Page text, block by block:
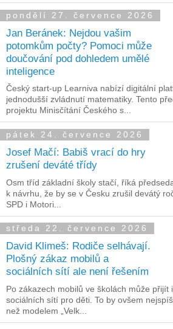
pondělí 27. července 2026
Jan Beránek: Nejdou vašim
potomkům počty? Pomoci může
doučování pod dohledem umělé
inteligence
Český start-up Learniva nabízí digitální
jednodušší zvládnutí matematiky. Tento
projektu Minisčítání Českého s...
pátek 24. července 2026
Josef Mačí: Babiš vrací do hry
zrušení deváté třídy
Osm tříd základní školy stačí, říká
k návrhu, že by se v Česku zrušil devátý
SPD i Motori...
středa 22. července 2026
David Klimeš: Rodiče selhávají.
Plošný zákaz mobilů a
sociálních sítí ale není řešením
Po zákazech mobilů ve školách může přijít
sociálních sítí pro děti. To by ovšem
než modelem „Velk...